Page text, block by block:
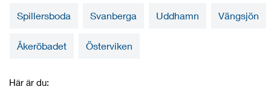
Spillersboda Svanberga Uddhamn Vängsjön
Åkeröbadet Österviken
Här är du: